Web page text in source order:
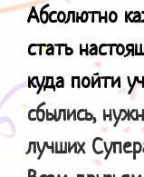
Абсолютно
стать
куда пойти
сбылись,
лучших